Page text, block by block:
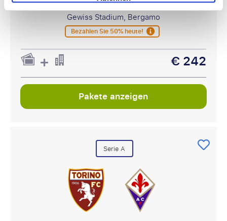
30 oder 31 Januar
Gewiss Stadium, Bergamo
Bezahlen Sie 50% heute!
€ 242
Pakete anzeigen
Serie A